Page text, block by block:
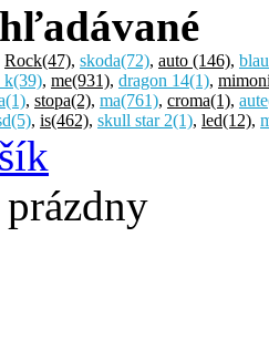
Rock(47), skoda(72), auto (146),
k(39), me(931), dragon 14(1),
(1), stopa(2), ma(761), croma(1), aute
(5), is(462), skull star 2(1), led(12),